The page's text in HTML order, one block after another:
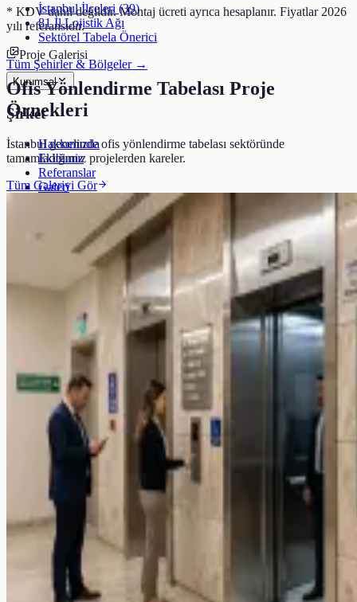
İstanbul İlçeleri (39)
81 İl Lojistik Ağı
Sektörel Tabela Önerici
Tüm Şehirler & Bölgeler →
Kurumsal
Şirket
Hakkımızda
Ekibimiz
Referanslar
Galeri
Araçlar
+90 532 372 39 32
Ücretsiz Teklif Al
* KDV dahil değildir. Montaj ücreti ayrıca hesaplanır. Fiyatlar 2026
yılı referansıdır.
Proje Galerisi
Ofis Yönlendirme Tabelası Proje
Örnekleri
İstanbul genelindeofis yönlendirme tabelası sektöründe
tamamladığımız projelerden kareler.
Tüm Galeriyi Gör